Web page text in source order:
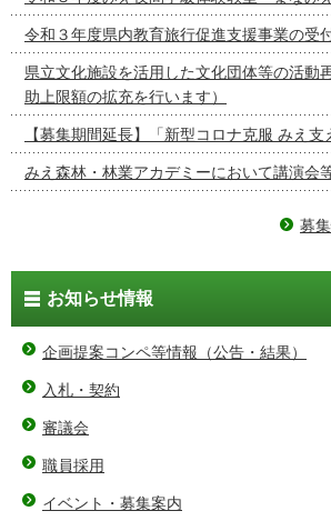
令和３年度県内教育旅行促進支援事業の受
県立文化施設を活用した文化団体等の活動
助上限額の拡充を行います）
【募集期間延長】「新型コロナ克服 みえ
みえ森林・林業アカデミーにおいて講演会
募
お知らせ情報
企画提案コンペ等情報（公告・結果）
入札・契約
審議会
職員採用
イベント・募集案内